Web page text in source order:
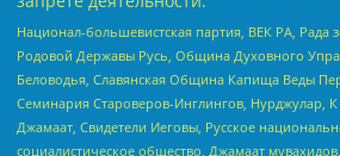
Национал-большевистская партия, ВЕК РА, Рада
Родовой Державы Русь, Община Духовного
Беловодья, Славянская Община Капища Веды
Семинария Староверов-Инглингов, Нурджулар,
Джамаат, Свидетели Иеговы, Русское
социалистическое общество, Джамаат